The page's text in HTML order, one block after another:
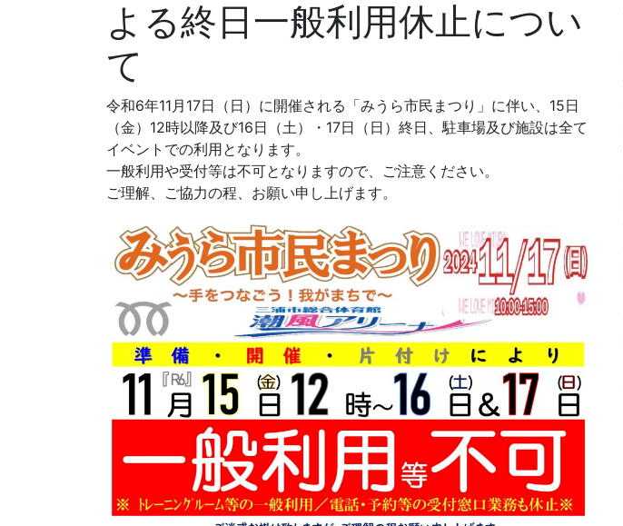
よる終日一般利用休止につい
て
令和6年11月17日（日）に開催される「みうら市民まつり」に伴い、15日
（金）12時以降及び16日（土）・17日（日）終日、駐車場及び施設は全て
イベントでの利用となります。
一般利用や受付等は不可となりますので、ご注意ください。
ご理解、ご協力の程、お願い申し上げます。